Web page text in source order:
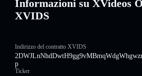
Informazioni su XVideos
XVIDS
Indirizzo del contratto XVIDS
p
Ticker